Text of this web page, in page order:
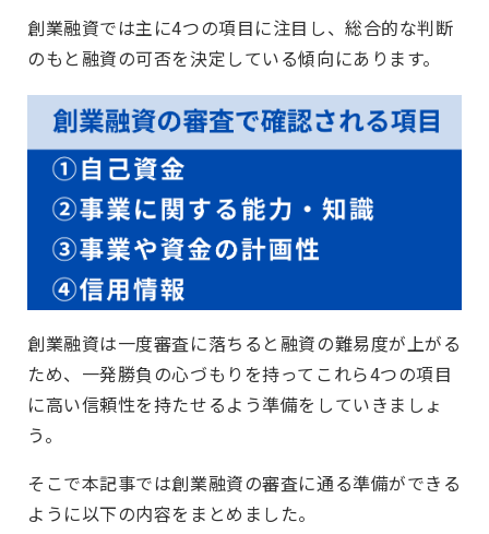
創業融資では主に4つの項目に注目し、総合的な判断
のもと融資の可否を決定している傾向にあります。
創業融資は一度審査に落ちると融資の難易度が上がる
ため、一発勝負の心づもりを持ってこれら4つの項目
に高い信頼性を持たせるよう準備をしていきましょ
う。
そこで本記事では創業融資の審査に通る準備ができる
ように以下の内容をまとめました。